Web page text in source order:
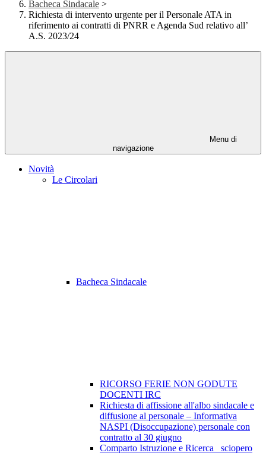
Bacheca Sindacale >
Richiesta di intervento urgente per il Personale ATA in
riferimento ai contratti di PNRR e Agenda Sud relativo all’
A.S. 2023/24
Menu di
navigazione
Novità
Le Circolari
Bacheca Sindacale
RICORSO FERIE NON GODUTE
DOCENTI IRC
Richiesta di affissione all'albo sindacale e
diffusione al personale – Informativa
NASPI (Disoccupazione) personale con
contratto al 30 giugno
Comparto Istruzione e Ricerca_ sciopero